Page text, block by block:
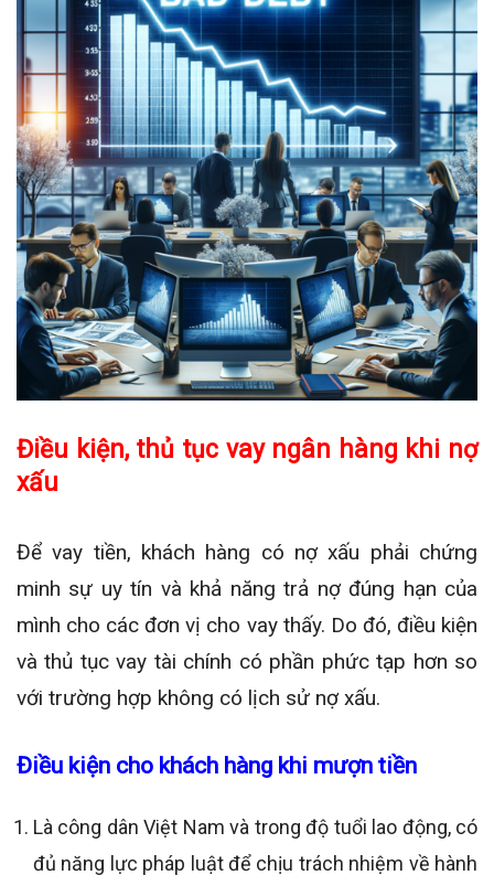
Điều kiện, thủ tục vay ngân hàng khi nợ
xấu
Để vay tiền, khách hàng có nợ xấu phải chứng
minh sự uy tín và khả năng trả nợ đúng hạn của
mình cho các đơn vị cho vay thấy. Do đó, điều kiện
và thủ tục vay tài chính có phần phức tạp hơn so
với trường hợp không có lịch sử nợ xấu.
Điều kiện cho khách hàng khi mượn tiền
Là công dân Việt Nam và trong độ tuổi lao động, có
đủ năng lực pháp luật để chịu trách nhiệm về hành